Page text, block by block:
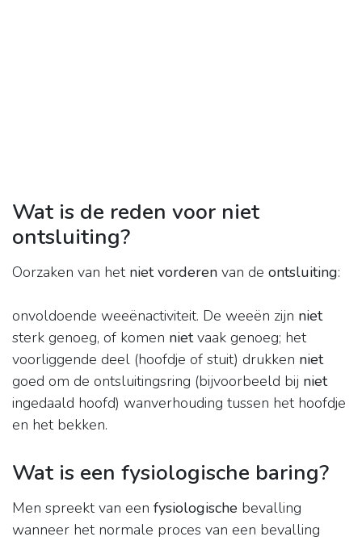
Wat is de reden voor niet
ontsluiting?
Oorzaken van het niet vorderen van de ontsluiting:
onvoldoende weeënactiviteit. De weeën zijn niet
sterk genoeg, of komen nietvaak genoeg; het
voorliggende deel (hoofdje of stuit) drukken niet
goed om de ontsluitingsring (bijvoorbeeld bij niet
ingedaald hoofd) wanverhouding tussen het hoofdje
en het bekken.
Wat is een fysiologische baring?
Men spreekt van een fysiologische bevalling
wanneer het normale proces van een bevalling